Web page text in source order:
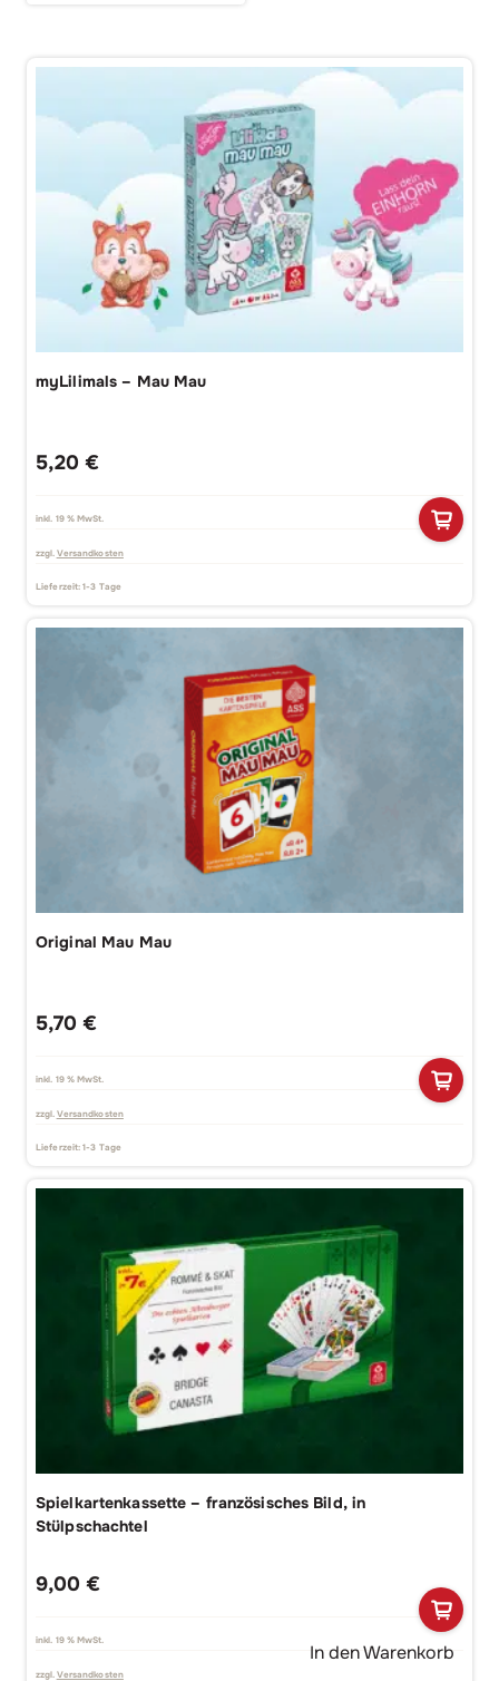
myLilimals – Mau Mau
5,20 €
inkl. 19 % MwSt.
zzgl. Versandkosten
Lieferzeit:1-3 Tage
Original Mau Mau
5,70 €
inkl. 19 % MwSt.
zzgl. Versandkosten
Lieferzeit:1-3 Tage
Spielkartenkassette – französisches Bild, in
Stülpschachtel
9,00 €
inkl. 19 % MwSt.
zzgl. Versandkosten
In den Warenkorb